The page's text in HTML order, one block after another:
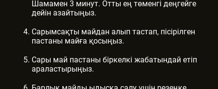
Шамамен 3 минут. Отты ең төменгі деңгейге
дейін азайтыңыз.
Сарымсақты майдан алып тастап, пісірілген
пастаны майға қосыңыз.
Сары май пастаны біркелкі жабатындай етіп
араластырыңыз.